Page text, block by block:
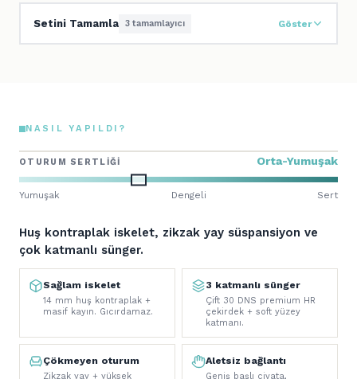
Setini Tamamla 3 tamamlayıcı Göster
NASIL YAPILDI?
Huş kontraplak iskelet, zikzak yay süspansiyon ve
çok katmanlı sünger.
Sağlam iskelet
14 mm huş kontraplak +
masif kayın. Gıcırdamaz.
3 katmanlı sünger
Çift 30 DNS premium HR
çekirdek + soft yüzey
katmanı.
Çökmeyen oturum
Zikzak yay + yüksek
Aletsiz bağlantı
Geniş başlı civata,
OTURUM SERTLIĞI Orta-Yumuşak
Yumuşak Dengeli Sert